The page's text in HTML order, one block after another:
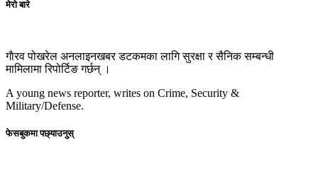
मेरो बारे
गाैरव पोखरेल अनलाइनखबर डटकमका लागि सुरक्षा र सैनिक सम्बन्धी
मामिलामा रिपोर्टिङ गर्छन् ।
A young news reporter, writes on Crime, Security &
Military/Defense.
फेसबुकमा पछ्याउनुस्